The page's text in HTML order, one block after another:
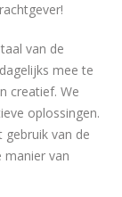
van de
mee te
creatief. We
oplossingen.
gebruik van de
manier van